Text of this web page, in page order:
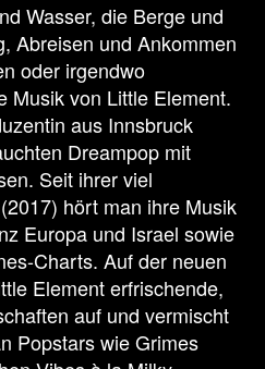
Wasser, die Berge und
Abreisen und Ankommen
oder irgendwo
Musik von Little Element.
aus Innsbruck
Dreampop mit
Seit ihrer viel
hört man ihre Musik
Europa und Israel sowie
Charts. Auf der neuen
Element erfrischende,
auf und vermischt
Popstars wie Grimes